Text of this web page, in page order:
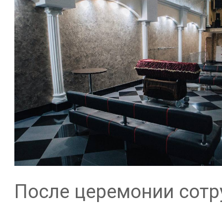
После церемонии